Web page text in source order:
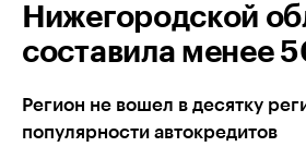
Нижегородской
составила менее
Регион не вошел в десятку
популярности автокредитов